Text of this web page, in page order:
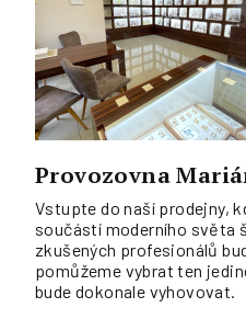
Provozovna
Vstupte do naší prodejny,
součástí moderního světa
zkušených profesionálů
pomůžeme vybrat ten
bude dokonale vyhovovat.